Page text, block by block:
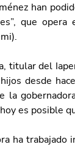
han
que
titular del
desde
la
es posible
ha trabajado